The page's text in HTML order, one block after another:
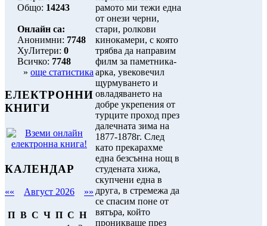
Общо: 14243
Онлайн са:
Анонимни: 7748
ХуЛитери: 0
Всичко: 7748
» още статистика
ЕЛЕКТРОННИ
КНИГИ
КАЛЕНДАР
«« Август 2026 »»
П В С Ч П С Н
рамото ми тежи една
от онези черни,
стари, ролкови
кинокамери, с която
трябва да направим
филм за паметника-
арка, увековечил
щурмуването и
овладяването на
добре укрепения от
турците проход през
далечната зима на
1877-1878г. След
като прекарахме
една безсънна нощ в
студената хижа,
скупчени една в
друга, в стремежа да
се спасим поне от
вятъра, който
проникваше през